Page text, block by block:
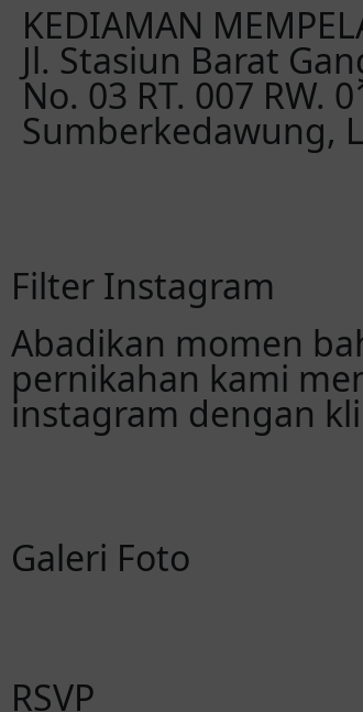
KEDIAMAN
Jl. Stasiun Barat
No. 03 RT. 007 RW.
Sumberkedawung,
Filter Instagram
Abadikan momen
pernikahan kami
instagram dengan
Galeri Foto
RSVP